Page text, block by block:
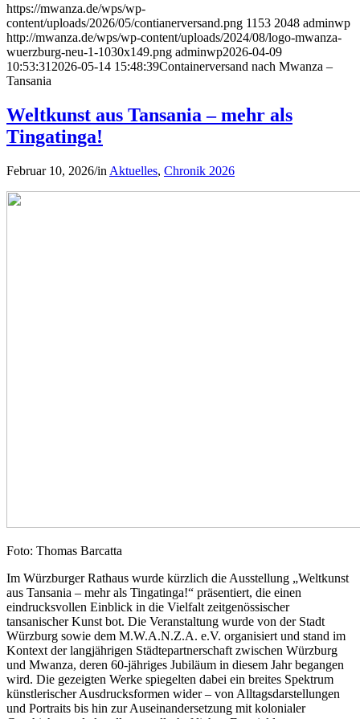
https://mwanza.de/wps/wp-
content/uploads/2026/05/contianerversand.png 1153 2048 adminwp
http://mwanza.de/wps/wp-content/uploads/2024/08/logo-mwanza-
wuerzburg-neu-1-1030x149.png adminwp2026-04-09
10:53:31 2026-05-14 15:48:39Containerversand nach Mwanza –
Tansania
Weltkunst aus Tansania – mehr als
Tingatinga!
Februar 10, 2026/in Aktuelles, Chronik 2026
Foto: Thomas Barcatta
Im Würzburger Rathaus wurde kürzlich die Ausstellung „Weltkunst
aus Tansania – mehr als Tingatinga!“ präsentiert, die einen
eindrucksvollen Einblick in die Vielfalt zeitgenössischer
tansanischer Kunst bot. Die Veranstaltung wurde von der Stadt
Würzburg sowie dem M.W.A.N.Z.A. e.V. organisiert und stand im
Kontext der langjährigen Städtepartnerschaft zwischen Würzburg
und Mwanza, deren 60-jähriges Jubiläum in diesem Jahr begangen
wird. Die gezeigten Werke spiegelten dabei ein breites Spektrum
künstlerischer Ausdrucksformen wider – von Alltagsdarstellungen
und Portraits bis hin zur Auseinandersetzung mit kolonialer